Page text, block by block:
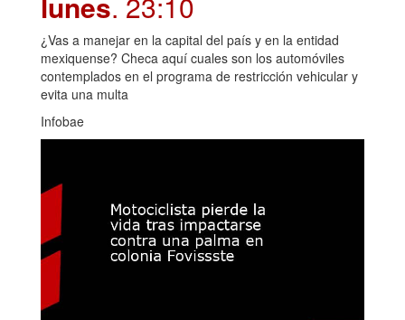
¿Vas a manejar en la capital del país y en la entidad
mexiquense? Checa aquí cuales son los automóviles
contemplados en el programa de restricción vehicular y
evita una multa
Infobae